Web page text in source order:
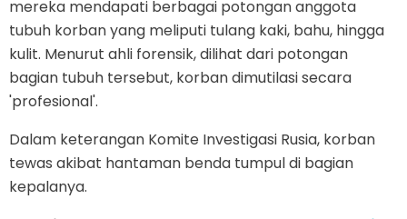
mereka mendapati berbagai potongan anggota
tubuh korban yang meliputi tulang kaki, bahu, hingga
kulit. Menurut ahli forensik, dilihat dari potongan
bagian tubuh tersebut, korban dimutilasi secara
'profesional'.
Dalam keterangan Komite Investigasi Rusia, korban
tewas akibat hantaman benda tumpul di bagian
kepalanya.